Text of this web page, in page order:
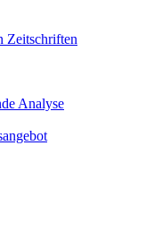
Zeitschriften
Analyse